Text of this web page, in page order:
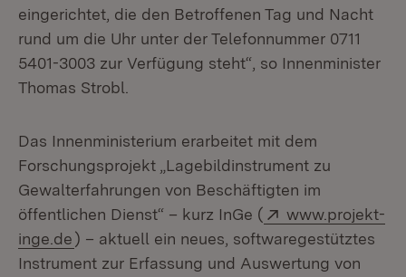
eingerichtet, die den Betroffenen Tag und Nacht
rund um die Uhr unter der Telefonnummer 0711
5401-3003 zur Verfügung steht“, so Innenminister
Thomas Strobl.
Das Innenministerium erarbeitet mit dem
Forschungsprojekt „Lagebildinstrument zu
Gewalterfahrungen von Beschäftigten im
öffentlichen Dienst“ – kurz InGe (
Extern:
www.projekt-
inge.de(Öffnet in neuem Fenster)
) – aktuell ein neues, softwaregestütztes
Instrument zur Erfassung und Auswertung von